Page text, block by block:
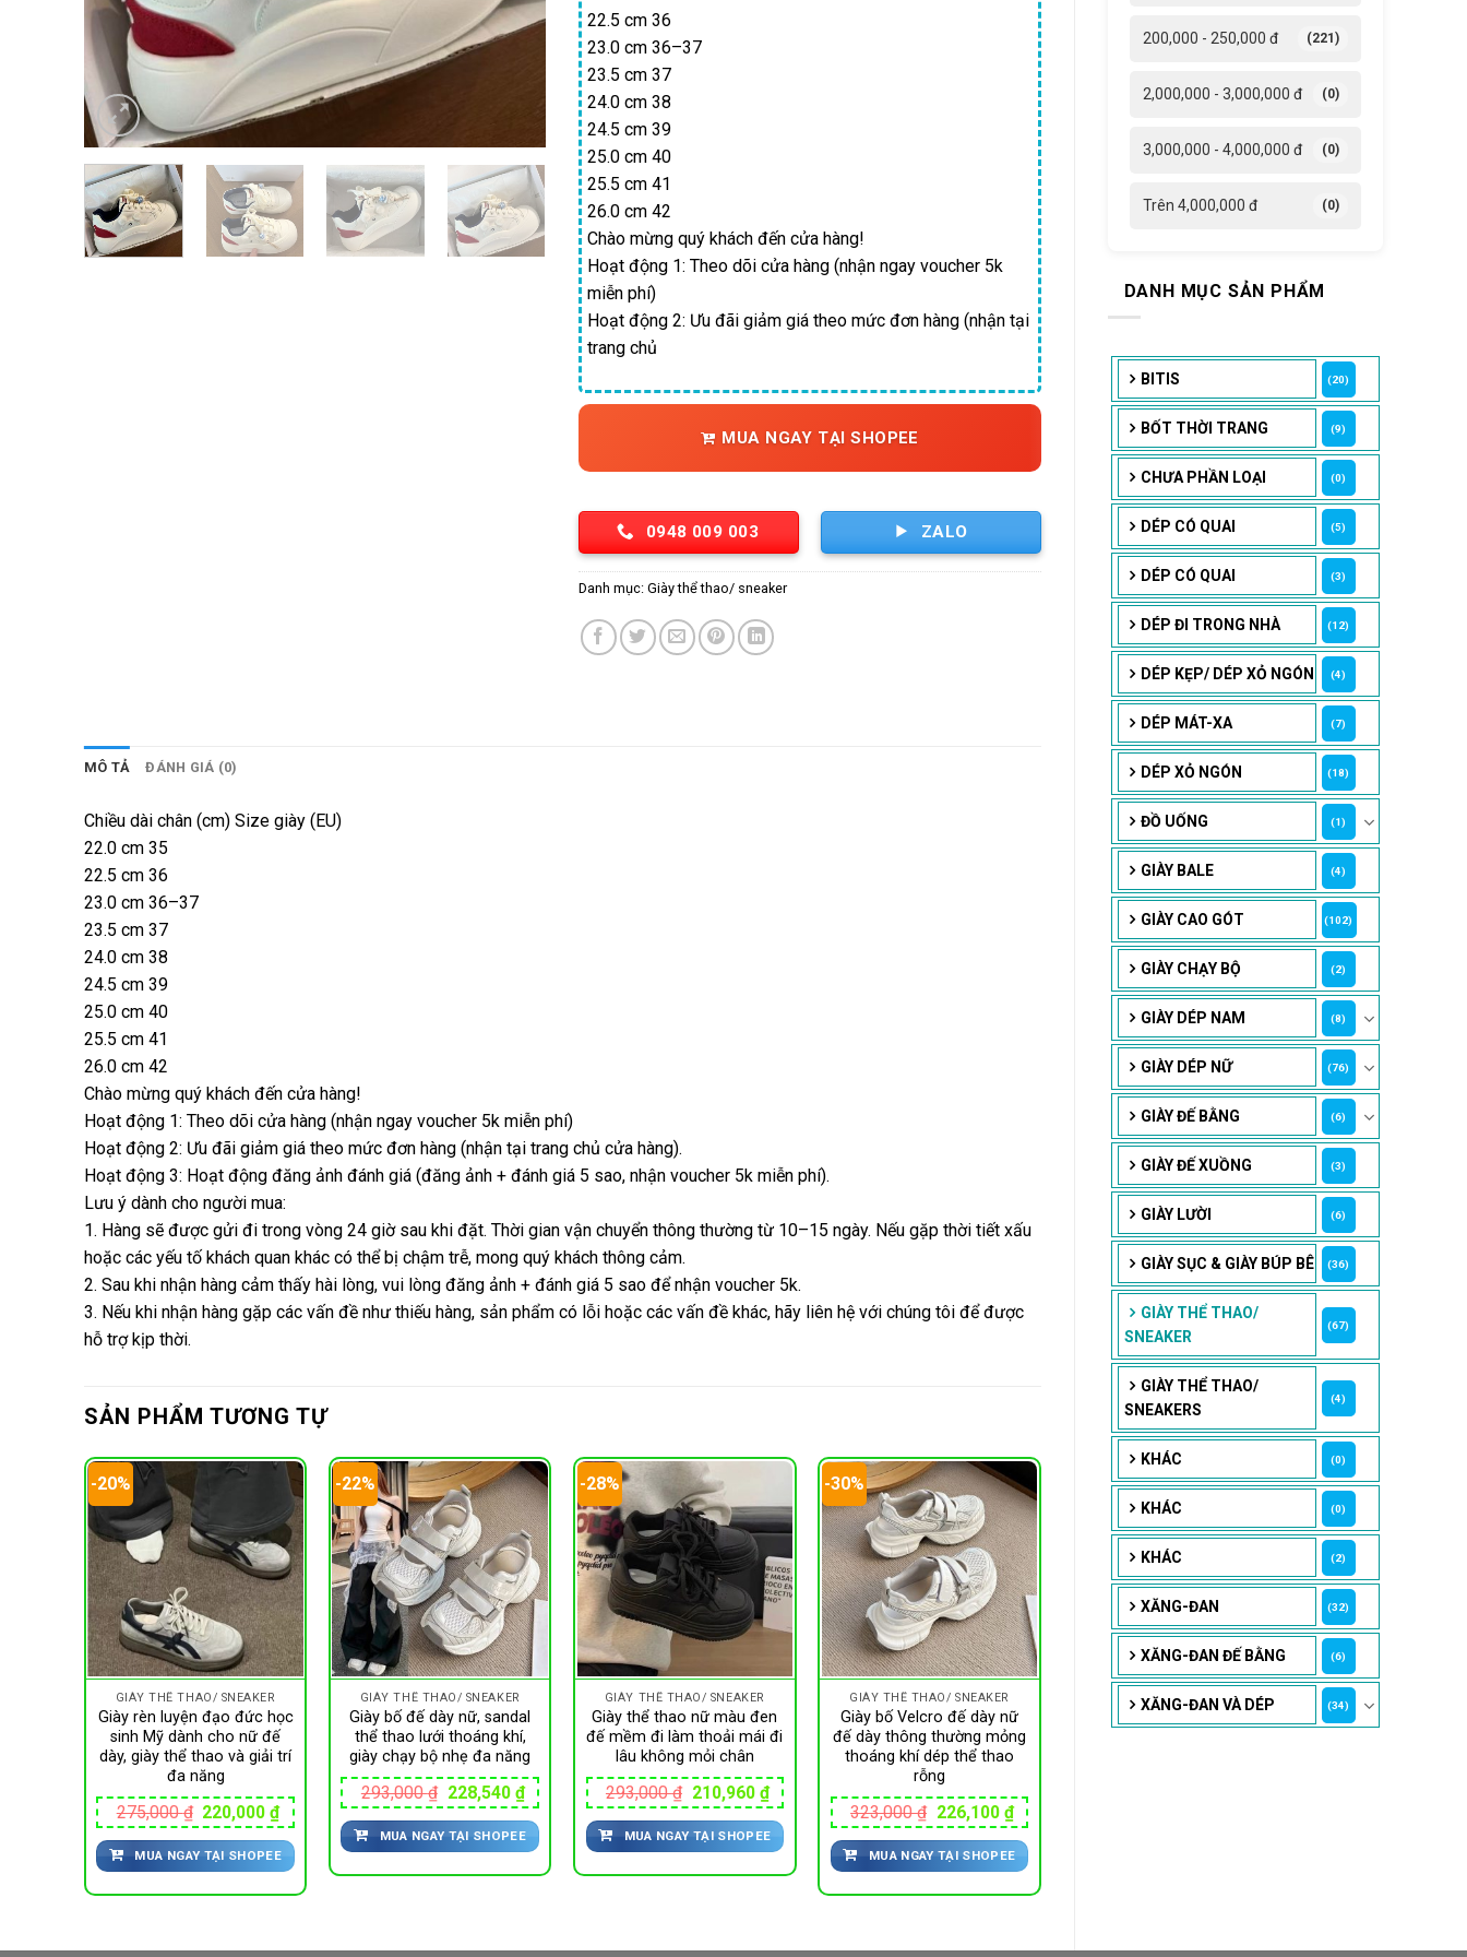
200,000 - 250,000 đ (221)
2,000,000 - 3,000,000 đ (0)
3,000,000 - 4,000,000 đ (0)
Trên 4,000,000 đ (0)
DANH MỤC SẢN PHẨM
BITIS (20)
BỐT THỜI TRANG (9)
CHƯA PHẦN LOẠI (0)
DÉP CÓ QUAI (5)
DÉP CÓ QUAI (3)
DÉP ĐI TRONG NHÀ (12)
DÉP KẸP/ DÉP XỎ NGÓN (4)
DÉP MÁT-XA (7)
DÉP XỎ NGÓN (18)
ĐỒ UỐNG (1)
GIÀY BALE (4)
GIÀY CAO GÓT (102)
GIÀY CHẠY BỘ (2)
GIÀY DÉP NAM (8)
GIÀY DÉP NỮ (76)
GIÀY ĐẾ BẰNG (6)
GIÀY ĐẾ XUỒNG (3)
GIÀY LƯỜI (6)
GIÀY SỤC & GIÀY BÚP BÊ (36)
GIÀY THỂ THAO/
SNEAKER
(67)
GIÀY THỂ THAO/
SNEAKERS
(4)
KHÁC (0)
KHÁC (0)
KHÁC (2)
XĂNG-ĐAN (32)
XĂNG-ĐAN ĐẾ BẰNG (6)
XĂNG-ĐAN VÀ DÉP (34)
259,250 ₫.
22.5 cm 36
23.0 cm 36–37
23.5 cm 37
24.0 cm 38
24.5 cm 39
25.0 cm 40
25.5 cm 41
26.0 cm 42
Chào mừng quý khách đến cửa hàng!
Hoạt động 1: Theo dõi cửa hàng (nhận ngay voucher 5k
miễn phí)
Hoạt động 2: Ưu đãi giảm giá theo mức đơn hàng (nhận tại
trang chủ
MUA NGAY TẠI SHOPEE
0948 009 003 ZALO
Danh mục:Giày thể thao/ sneaker
MÔ TẢ ĐÁNH GIÁ (0)
Chiều dài chân (cm) Size giày (EU)
22.0 cm 35
22.5 cm 36
23.0 cm 36–37
23.5 cm 37
24.0 cm 38
24.5 cm 39
25.0 cm 40
25.5 cm 41
26.0 cm 42
Chào mừng quý khách đến cửa hàng!
Hoạt động 1: Theo dõi cửa hàng (nhận ngay voucher 5k miễn phí)
Hoạt động 2: Ưu đãi giảm giá theo mức đơn hàng (nhận tại trang chủ cửa hàng).
Hoạt động 3: Hoạt động đăng ảnh đánh giá (đăng ảnh + đánh giá 5 sao, nhận voucher 5k miễn phí).
Lưu ý dành cho người mua:
1. Hàng sẽ được gửi đi trong vòng 24 giờ sau khi đặt. Thời gian vận chuyển thông thường từ 10–15 ngày. Nếu gặp thời tiết xấu
hoặc các yếu tố khách quan khác có thể bị chậm trễ, mong quý khách thông cảm.
2. Sau khi nhận hàng cảm thấy hài lòng, vui lòng đăng ảnh + đánh giá 5 sao để nhận voucher 5k.
3. Nếu khi nhận hàng gặp các vấn đề như thiếu hàng, sản phẩm có lỗi hoặc các vấn đề khác, hãy liên hệ với chúng tôi để được
hỗ trợ kịp thời.
SẢN PHẨM TƯƠNG TỰ
-20%
GIÀY THỂ THAO/ SNEAKER
Giày rèn luyện đạo đức học
sinh Mỹ dành cho nữ đế
dày, giày thể thao và giải trí
đa năng
275,000₫ Giá
gốc
là:
275,000 ₫.
220,000₫Giá
hiện
tại
là:
220,000 ₫.
MUA NGAY TẠI SHOPEE
-22%
GIÀY THỂ THAO/ SNEAKER
Giày bố đế dày nữ, sandal
thể thao lưới thoáng khí,
giày chạy bộ nhẹ đa năng
293,000₫ Giá
gốc
là:
293,000 ₫.
228,540 ₫Giá
hiện
tại
là:
228,540 ₫.
MUA NGAY TẠI SHOPEE
-28%
GIÀY THỂ THAO/ SNEAKER
Giày thể thao nữ màu đen
đế mềm đi làm thoải mái đi
lâu không mỏi chân
293,000₫ Giá
gốc
là:
293,000 ₫.
210,960 ₫Giá
hiện
tại
là:
210,960 ₫.
MUA NGAY TẠI SHOPEE
-30%
GIÀY THỂ THAO/ SNEAKER
Giày bố Velcro đế dày nữ
đế dày thông thường mỏng
thoáng khí dép thể thao
rỗng
323,000₫ Giá
gốc
là:
323,000 ₫.
226,100 ₫Giá
hiện
tại
là:
226,100 ₫.
MUA NGAY TẠI SHOPEE
210,960 ₫.